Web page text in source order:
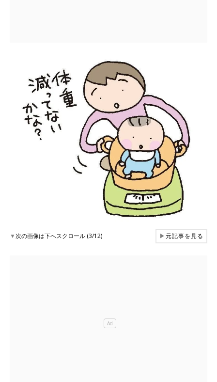
▼次の画像は下へスクロール (3/12) ▶元記事を見る